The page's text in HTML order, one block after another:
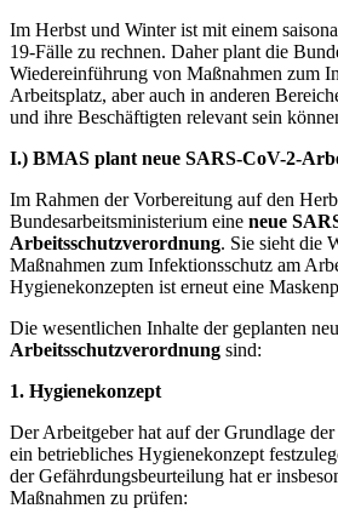
Im Herbst und Winter ist mit einem
19-Fälle zu rechnen. Daher plant die
Wiedereinführung von Maßnahmen zum
Arbeitsplatz, aber auch in anderen
und ihre Beschäftigten relevant sein
I.) BMAS plant neue SARS-CoV-2-
Im Rahmen der Vorbereitung auf den
Bundesarbeitsministerium eine neue
Arbeitsschutzverordnung. Sie sieht die
Maßnahmen zum Infektionsschutz am
Hygienekonzepten ist erneut eine
Die wesentlichen Inhalte der geplanten
Arbeitsschutzverordnung sind:
1. Hygienekonzept
Der Arbeitgeber hat auf der Grundlage
ein betriebliches Hygienekonzept
der Gefährdungsbeurteilung hat er
Maßnahmen zu prüfen: